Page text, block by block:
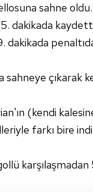
sahne
dakikada
dakikada
çıkarak
(kendi
farkı bire
karşılaşmadan